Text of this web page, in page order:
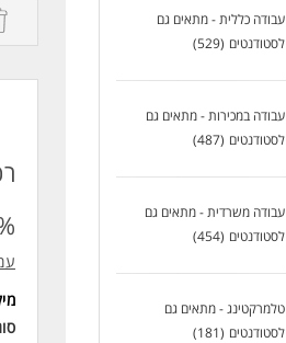
עבודה כללית - מתאים גם
לסטודנטים (529)
עבודה במכירות - מתאים גם
לסטודנטים (487)
עבודה משרדית - מתאים גם
לסטודנטים (454)
טלמרקטינג - מתאים גם
לסטודנטים (181)
*
*
*
*